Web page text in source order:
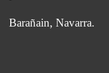
Barañain, Navarra.